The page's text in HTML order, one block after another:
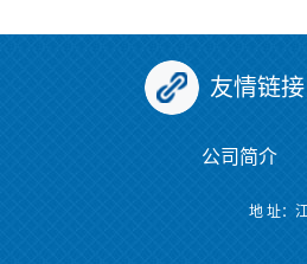
友情链接
公司简介
地 址：